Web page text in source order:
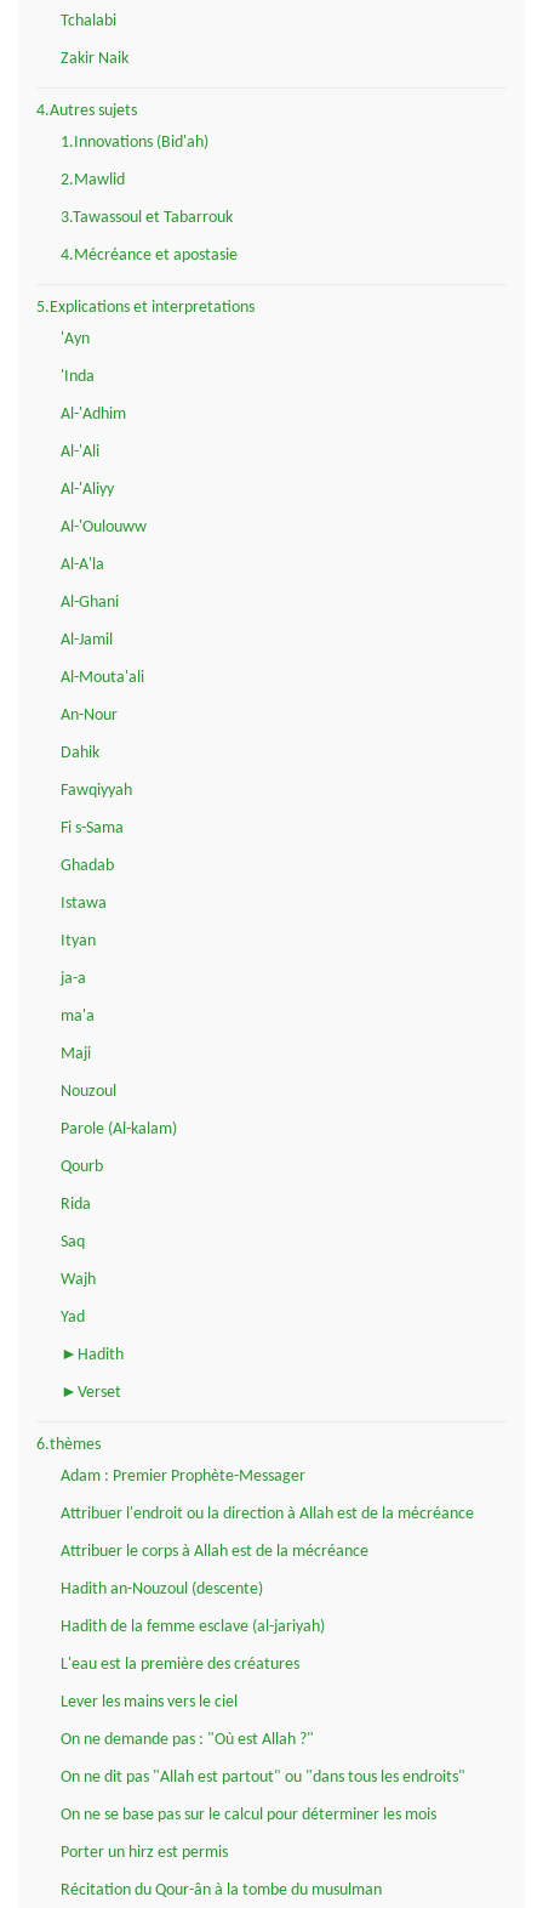
Tchalabi
Zakir Naik
4.Autres sujets
1.Innovations (Bid'ah)
2.Mawlid
3.Tawassoul et Tabarrouk
4.Mécréance et apostasie
5.Explications et interpretations
'Ayn
'Inda
Al-'Adhim
Al-'Ali
Al-'Aliyy
Al-'Oulouww
Al-A'la
Al-Ghani
Al-Jamil
Al-Mouta'ali
An-Nour
Dahik
Fawqiyyah
Fi s-Sama
Ghadab
Istawa
Ityan
ja-a
ma'a
Maji
Nouzoul
Parole (Al-kalam)
Qourb
Rida
Saq
Wajh
Yad
►Hadith
►Verset
6.thèmes
Adam : Premier Prophète-Messager
Attribuer l'endroit ou la direction à Allah est de la mécréance
Attribuer le corps à Allah est de la mécréance
Hadith an-Nouzoul (descente)
Hadith de la femme esclave (al-jariyah)
L'eau est la première des créatures
Lever les mains vers le ciel
On ne demande pas : "Où est Allah ?"
On ne dit pas "Allah est partout" ou "dans tous les endroits"
On ne se base pas sur le calcul pour déterminer les mois
Porter un hirz est permis
Récitation du Qour-ân à la tombe du musulman